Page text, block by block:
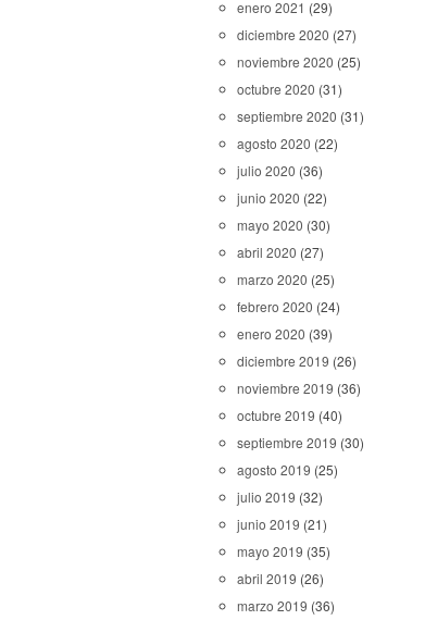
enero 2021 (29)
diciembre 2020 (27)
noviembre 2020 (25)
octubre 2020 (31)
septiembre 2020 (31)
agosto 2020 (22)
julio 2020 (36)
junio 2020 (22)
mayo 2020 (30)
abril 2020 (27)
marzo 2020 (25)
febrero 2020 (24)
enero 2020 (39)
diciembre 2019 (26)
noviembre 2019 (36)
octubre 2019 (40)
septiembre 2019 (30)
agosto 2019 (25)
julio 2019 (32)
junio 2019 (21)
mayo 2019 (35)
abril 2019 (26)
marzo 2019 (36)